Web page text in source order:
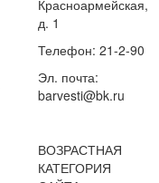
Красноармейская,
д. 1
Телефон: 21-2-90
Эл. почта:
barvesti@bk.ru
ВОЗРАСТНАЯ
КАТЕГОРИЯ